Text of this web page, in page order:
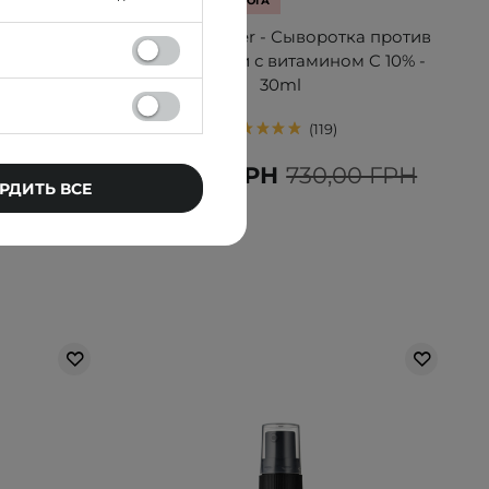
SkinTra - Eraser - Сыворотка против
пигментации с витамином C 10% -
30ml
119
730,00 ГРН
599,00 ГРН
ВСЕ